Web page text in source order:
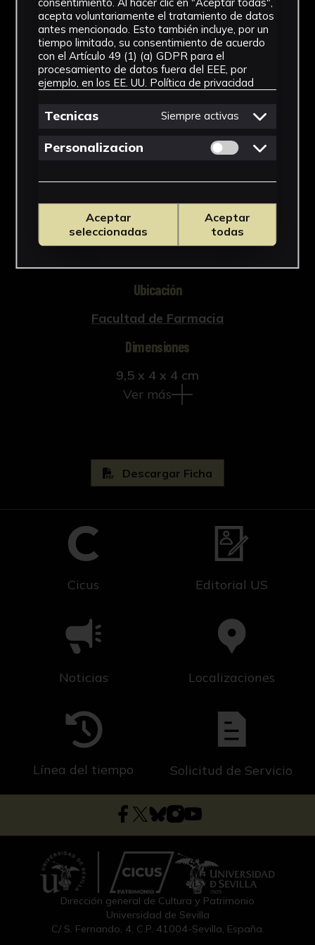
conservación y difusión de la colección
histórico-científica de la Facultad de
Farmacia de Sevilla (Tesis doctoral inédita,
421-663, Universidad de Sevilla, 2018).
NºCatálogo
FFAR-400/4
Tipología
Medicamento
SF
Materiales
Ubicación
Facultad de Farmacia
Dimensiones
9,5 x 4 x 4 cm
Ver más
Descargar Ficha
Cicus Editorial US
Noticias Localizaciones
Línea del tiempo Solicitud de Servicio
Dirección general de Cultura y Patrimonio
Universidad de Sevilla
C/ S. Fernando, 4, C.P. 41004-Sevilla, España.
acepta voluntariamente el tratamiento de datos
antes mencionado. Esto también incluye, por un
tiempo limitado, su consentimiento de acuerdo
con el Artículo 49 (1) (a) GDPR para el
procesamiento de datos fuera del EEE, por
ejemplo, en los EE. UU. Política de privacidad
Tecnicas Siempre activas
Personalizacion Permitir cookies
Aceptar
seleccionadas
Aceptar
todas